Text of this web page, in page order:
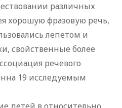
различных
хорошую фразовую речь,
лепетом и
свойственные более
речевого
19 исследуемым